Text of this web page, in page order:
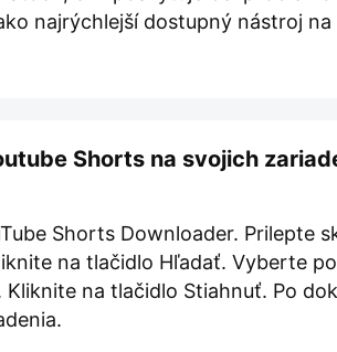
najrýchlejší dostupný nástroj
Shorts na svojich
Shorts Downloader. Prilepte
na tlačidlo Hľadať. Vyberte
na tlačidlo Stiahnuť. Po